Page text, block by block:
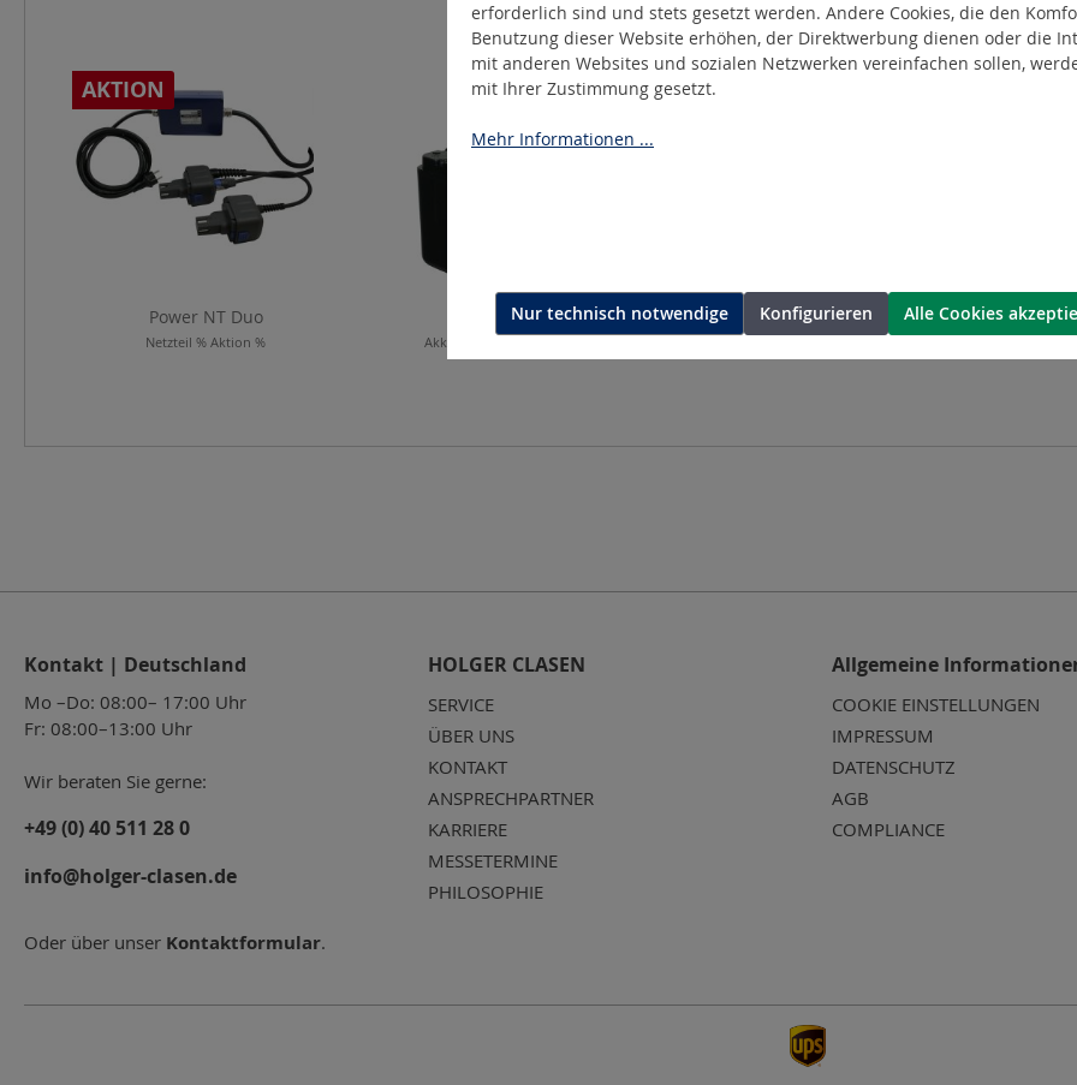
AKTION
Power NT Duo
Netzteil % Aktion %
IPP-40
Akku Lithium-Ionen 14,4 V
BAT-30
Akku NiMH 14,4 V
Kontakt | Deutschland
Mo –Do: 08:00– 17:00 Uhr
Fr: 08:00–13:00 Uhr
Wir beraten Sie gerne:
+49 (0) 40 511 28 0
info@holger-clasen.de
Oder über unser Kontaktformular.
HOLGER CLASEN
SERVICE
ÜBER UNS
KONTAKT
ANSPRECHPARTNER
KARRIERE
MESSETERMINE
PHILOSOPHIE
Allgemeine
COOKIE EINSTELLUNGEN
IMPRESSUM
DATENSCHUTZ
AGB
COMPLIANCE
erforderlich sind und stets gesetzt werden. Andere Cookies, die den
Benutzung dieser Website erhöhen, der Direktwerbung dienen oder die
mit anderen Websites und sozialen Netzwerken vereinfachen sollen,
mit Ihrer Zustimmung gesetzt.
Mehr Informationen ...
Nur technisch notwendige Konfigurieren Alle Cookies